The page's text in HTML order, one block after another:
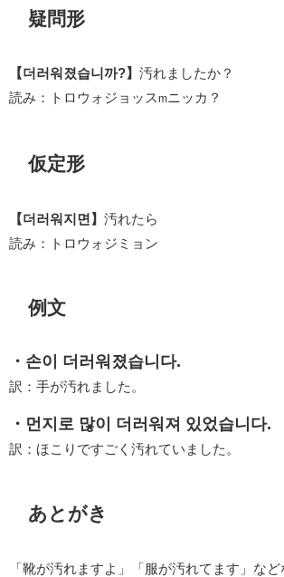
疑問形
【더러워졌습니까?】 汚れましたか？
読み：トロウォジョッスmニッカ？
仮定形
【더러워지면】 汚れたら
読み：トロウォジミョン
例文
・손이 더러워졌습니다.
訳：手が汚れました。
・먼지로 많이 더러워져 있었습니다.
訳：ほこりですごく汚れていました。
あとがき
「靴が汚れますよ」「服が汚れてます」な